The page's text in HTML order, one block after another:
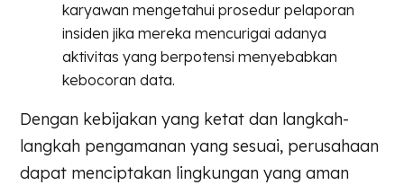
karyawan mengetahui prosedur pelaporan
insiden jika mereka mencurigai adanya
aktivitas yang berpotensi menyebabkan
kebocoran data.
Dengan kebijakan yang ketat dan langkah-
langkah pengamanan yang sesuai, perusahaan
dapat menciptakan lingkungan yang aman